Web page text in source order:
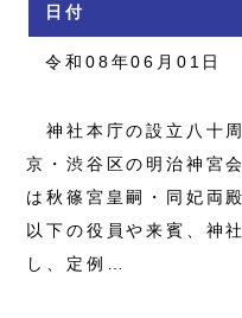
日付
令和08年06月01日
神社本庁の設立八十
京・渋谷区の明治神宮
は秋篠宮皇嗣・同妃両
以下の役員や来賓、神
し、定例…